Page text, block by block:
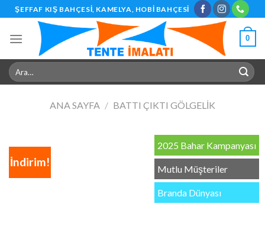
Skip
to
content
ŞEFFAF KIŞ BAHÇESI, KAMELYA, HOBI BAHÇESI
0
Ara:
ANA SAYFA / BATTI ÇIKTI GÖLGELIK
2025 Bahar Kampanyası
Mutlu Müşteriler
Branda Dünyası
İndirim!